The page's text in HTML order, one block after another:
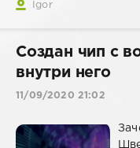
Igor
Создан чип с
внутри него
11/09/2020 21:02